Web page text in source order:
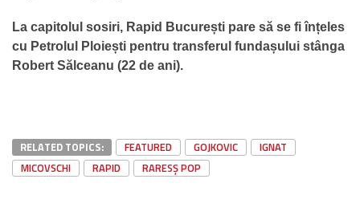
La capitolul sosiri, Rapid București pare să se fi înțeles
cu Petrolul Ploiești pentru transferul fundașului stânga
Robert Sălceanu (22 de ani).
RELATED TOPICS: FEATURED GOJKOVIC
IGNAT
MICOVSCHI
RAPID RARESȘ POP